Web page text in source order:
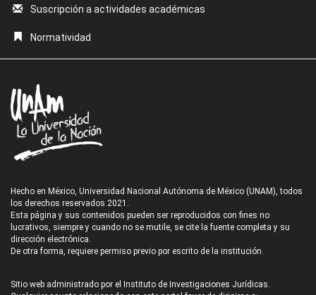
Suscripción a actividades académicas
Normatividad
Hecho en México, Universidad Nacional Autónoma de México (UNAM), todos
los derechos reservados 2021.
Esta página y sus contenidos pueden ser reproducidos con fines no
lucrativos, siempre y cuando no se mutile, se cite la fuente completa y su
dirección electrónica.
De otra forma, requiere permiso previo por escrito de la institución.
Sitio web administrado por el Instituto de Investigaciones Jurídicas.